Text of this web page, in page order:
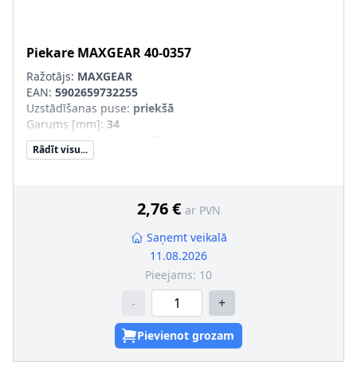
Piekare MAXGEAR40-0357
Ražotājs: MAXGEAR
EAN: 5902659732255
Uzstādīšanas puse: priekšā
Garums [mm]: 34
Materiāls:Gumija/ Metāls
Ārējais diametrs [mm]
Rādīt visu...
2,76 € ar PVN
Saņemt veikalā
11.08.2026
Pieejams: 10
- +
Pievienot grozam